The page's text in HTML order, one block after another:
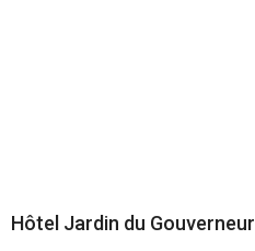
Hôtel Jardin du Gouverneur